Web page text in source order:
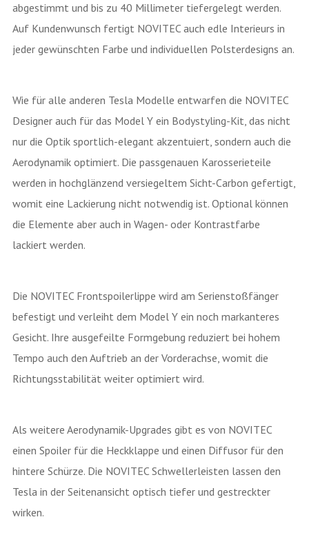
abgestimmt und bis zu 40 Millimeter tiefergelegt werden.
Auf Kundenwunsch fertigt NOVITEC auch edle Interieurs in
jeder gewünschten Farbe und individuellen Polsterdesigns an.
Wie für alle anderen Tesla Modelle entwarfen die NOVITEC
Designer auch für das Model Y ein Bodystyling-Kit, das nicht
nur die Optik sportlich-elegant akzentuiert, sondern auch die
Aerodynamik optimiert. Die passgenauen Karosserieteile
werden in hochglänzend versiegeltem Sicht-Carbon gefertigt,
womit eine Lackierung nicht notwendig ist. Optional können
die Elemente aber auch in Wagen- oder Kontrastfarbe
lackiert werden.
Die NOVITEC Frontspoilerlippe wird am Serienstoßfänger
befestigt und verleiht dem Model Y ein noch markanteres
Gesicht. Ihre ausgefeilte Formgebung reduziert bei hohem
Tempo auch den Auftrieb an der Vorderachse, womit die
Richtungsstabilität weiter optimiert wird.
Als weitere Aerodynamik-Upgrades gibt es von NOVITEC
einen Spoiler für die Heckklappe und einen Diffusor für den
hintere Schürze. Die NOVITEC Schwellerleisten lassen den
Tesla in der Seitenansicht optisch tiefer und gestreckter
wirken.